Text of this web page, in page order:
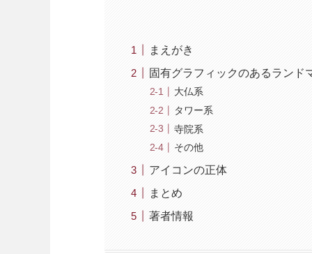
まえがき
固有グラフィックのあるランド
大仏系
タワー系
寺院系
その他
アイコンの正体
まとめ
著者情報